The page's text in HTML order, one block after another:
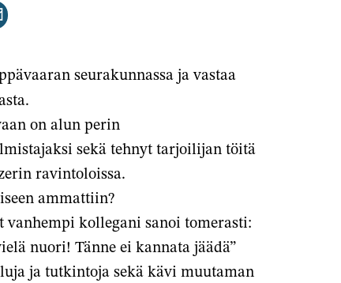
seurakunnassa ja vastaa
on alun perin
sekä tehnyt tarjoilijan töitä
ravintoloissa.
ammattiin?
kollegani sanoi tomerasti:
nuori! Tänne ei kannata jäädä”
ja tutkintoja sekä kävi muutaman